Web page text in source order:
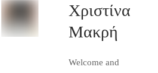
Χριστίνα
Μακρή
Welcome and